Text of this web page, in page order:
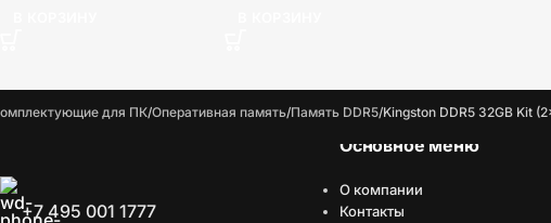
для ПК Оперативная память Память DDR5 Kingston DDR5 32GB Kit
+7 495 001 1777
Основное меню
О компании
Контакты